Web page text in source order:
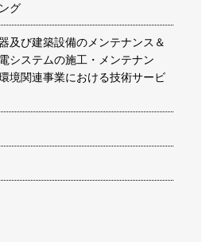
グ
及び建築設備のメンテナンス＆
システムの施工・メンテナン
境関連事業における技術サービ